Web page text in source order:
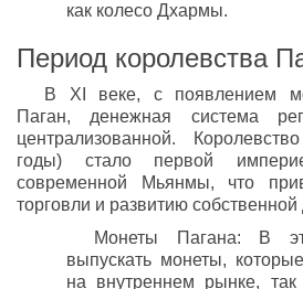
как колесо Дхармы.
Период королевства
В XI веке, с появлением
Паган, денежная система
централизованной.
годы) стало первой
современной Мьянмы, что
торговли и развитию
Монеты Пагана: В
выпускать монеты,
на внутреннем рынке,